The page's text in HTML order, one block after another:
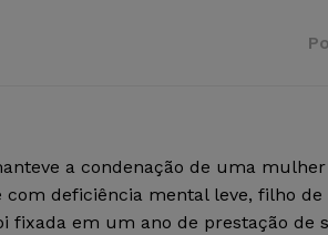
a condenação de uma
deficiência mental leve, filho de
fixada em um ano de prestação de